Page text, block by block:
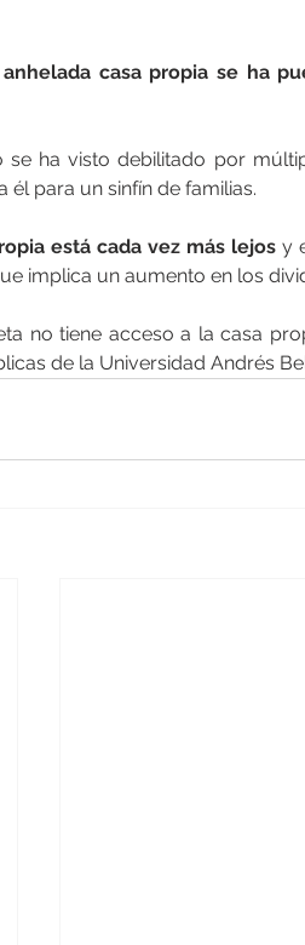
casa propia se ha
se ha visto debilitado por
él para un sinfín de familias.
está cada vez más lejos y
implica un aumento en los
no tiene acceso a la casa
de la Universidad Andrés